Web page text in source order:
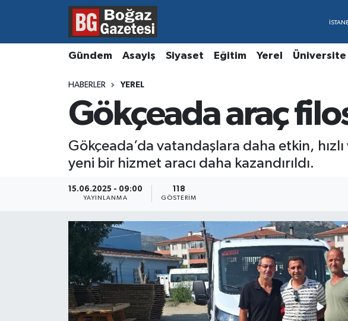
Gündem Asayiş Siyaset Eğitim Yerel Üniversite
HABERLER YEREL
Gökçeada araç
Gökçeada’da vatandaşlara daha etkin,
yeni bir hizmet aracı daha kazandırıldı.
15.06.2025 - 09:00
YAYINLANMA
118
GÖSTERIM
Asayiş
Ekonomi
Kültür ve Sanat
Resmi İlanlar
Hava Durumu
Süper Lig Puan Durumu ve Fikstür
Son Dakika Haberleri
Haber Arşivi